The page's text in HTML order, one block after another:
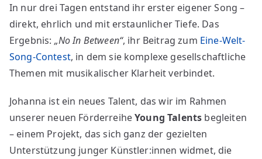
In nur drei Tagen entstand ihr erster eigener Song –
direkt, ehrlich und mit erstaunlicher Tiefe. Das
Ergebnis: „No In Between“, ihr Beitrag zum Eine-Welt-
Song-Contest, in dem sie komplexe gesellschaftliche
Themen mit musikalischer Klarheit verbindet.
Johanna ist ein neues Talent, das wir im Rahmen
unserer neuen FörderreiheYoung Talents begleiten
– einem Projekt, das sich ganz der gezielten
Unterstützung junger Künstler:innen widmet, die